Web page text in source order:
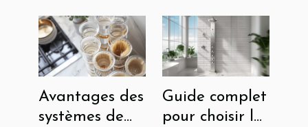
Avantages des
systèmes de
Guide complet
pour choisir la